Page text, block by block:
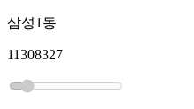
삼성1동
11308327